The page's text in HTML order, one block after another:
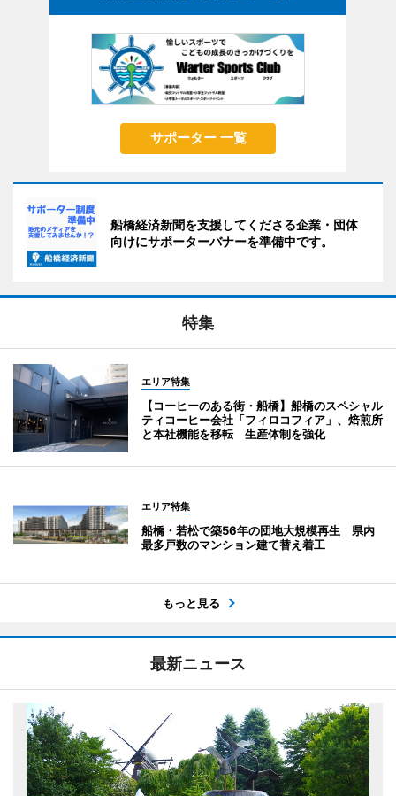
サポーター 一覧
船橋経済新聞を支援してくださる企業・団体
向けにサポーターバナーを準備中です。
特集
エリア特集
【コーヒーのある街・船橋】船橋のスペシャル
ティコーヒー会社「フィロコフィア」、焙煎所
と本社機能を移転 生産体制を強化
エリア特集
船橋・若松で築56年の団地大規模再生 県内
最多戸数のマンション建て替え着工
もっと見る
最新ニュース